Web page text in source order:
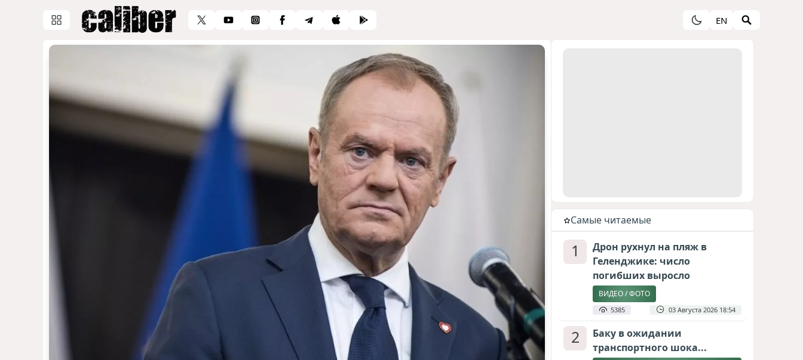
EN
Cамые читаемые
1
Дрон рухнул на пляж в
Геленджике: число
погибших выросло
ВИДЕО / ФОТО
5385 03 Августа 2026 18:54
2
Баку в ожидании
транспортного шока...